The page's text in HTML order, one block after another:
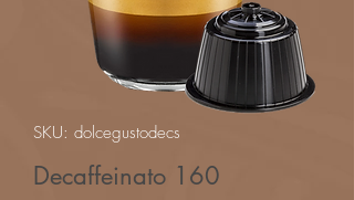
SKU: dolcegustodecs
Decaffeinato 160